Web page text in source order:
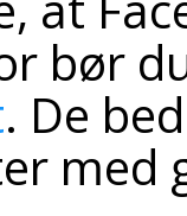
bør
. De
med